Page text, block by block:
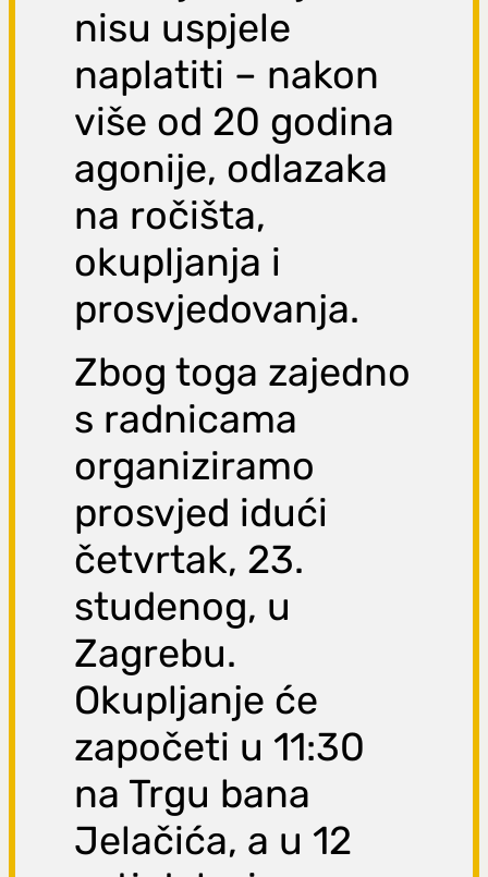
nisu uspjele
naplatiti – nakon
više od 20 godina
agonije, odlazaka
na ročišta,
okupljanja i
prosvjedovanja.
Zbog toga zajedno
s radnicama
organiziramo
prosvjed idući
četvrtak, 23.
studenog, u
Zagrebu.
Okupljanje će
započeti u 11:30
na Trgu bana
Jelačića, a u 12